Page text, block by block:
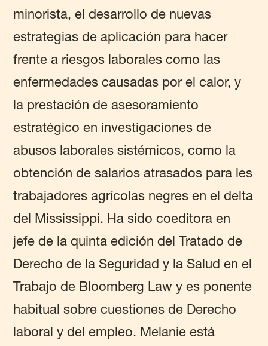
minorista, el desarrollo de nuevas
estrategias de aplicación para hacer
frente a riesgos laborales como las
enfermedades causadas por el calor, y
la prestación de asesoramiento
estratégico en investigaciones de
abusos laborales sistémicos, como la
obtención de salarios atrasados para les
trabajadores agrícolas negres en el delta
del Mississippi. Ha sido coeditora en
jefe de la quinta edición del Tratado de
Derecho de la Seguridad y la Salud en el
Trabajo de Bloomberg Law y es ponente
habitual sobre cuestiones de Derecho
laboral y del empleo. Melanie está